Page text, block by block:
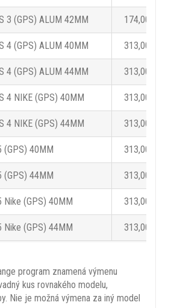
3 (GPS) ALUM 42MM 174,00 €
4 (GPS) ALUM 40MM 313,00 €
4 (GPS) ALUM 44MM 313,00 €
4 NIKE (GPS) 40MM 313,00 €
4 NIKE (GPS) 44MM 313,00 €
(GPS) 40MM 313,00 €
(GPS) 44MM 313,00 €
Nike (GPS) 40MM 313,00 €
Nike (GPS) 44MM 313,00 €
program znamená výmenu
kus rovnakého modelu,
Nie je možná výmena za iný model